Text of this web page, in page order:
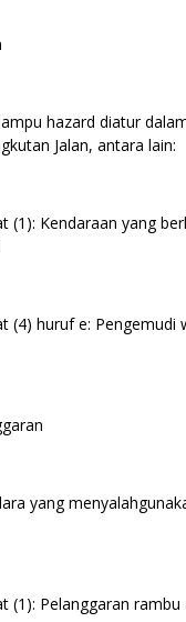
hazard diatur
Jalan, antara lain:
(1): Kendaraan yang
(4) huruf e:
yang
(1): Pelanggaran